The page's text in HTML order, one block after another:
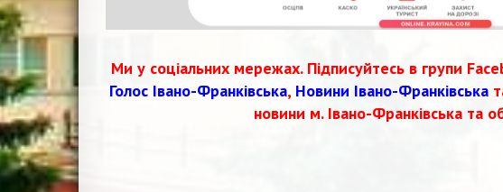
Ми у соціальних мережах. Підписуйтесь в групи
Голос Івано-Франківська, Новини Івано-Франківська
новини м. Івано-Франківська та